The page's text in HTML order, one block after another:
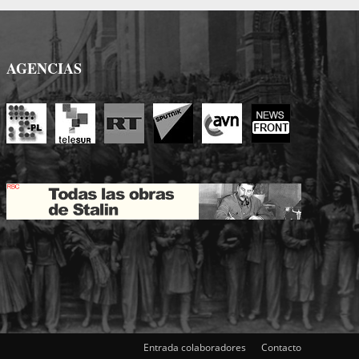
AGENCIAS
Entrada colaboradores Contacto